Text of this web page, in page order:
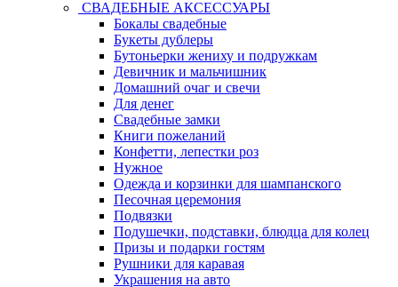
СВАДЕБНЫЕ АКСЕССУАРЫ
Бокалы свадебные
Букеты дублеры
Бутоньерки жениху и подружкам
Девичник и мальчишник
Домашний очаг и свечи
Для денег
Свадебные замки
Книги пожеланий
Конфетти, лепестки роз
Нужное
Одежда и корзинки для шампанского
Песочная церемония
Подвязки
Подушечки, подставки, блюдца для колец
Призы и подарки гостям
Рушники для каравая
Украшения на авто